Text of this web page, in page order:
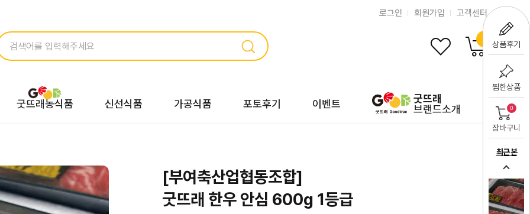
상품후기
찜한상품
0
장바구니
최근 본
로그인 회원가입 고객센터
굿뜨래농식품 신선식품 가공식품 포토후기 이벤트
굿뜨래
브랜드소개
[부여축산업협동조합]
굿뜨래 한우 안심 600g 1등급